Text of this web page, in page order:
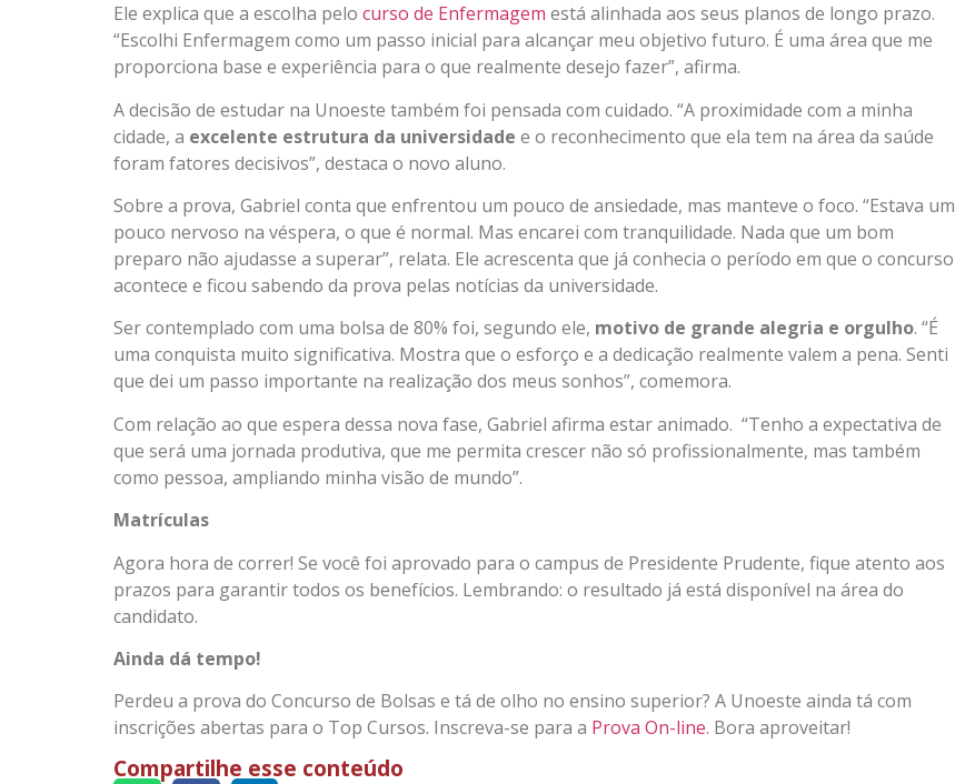
Ele explica que a escolha pelocurso de Enfermagem está alinhada aos seus planos de longo prazo.
“Escolhi Enfermagem como um passo inicial para alcançar meu objetivo futuro. É uma área que me
proporciona base e experiência para o que realmente desejo fazer”, afirma.
A decisão de estudar na Unoeste também foi pensada com cuidado. “A proximidade com a minha
cidade, a excelente estrutura da universidade e o reconhecimento que ela tem na área da saúde
foram fatores decisivos”, destaca o novo aluno.
Sobre a prova, Gabriel conta que enfrentou um pouco de ansiedade, mas manteve o foco. “Estava um
pouco nervoso na véspera, o que é normal. Mas encarei com tranquilidade. Nada que um bom
preparo não ajudasse a superar”, relata. Ele acrescenta que já conhecia o período em que o concurso
acontece e ficou sabendo da prova pelas notícias da universidade.
Ser contemplado com uma bolsa de 80% foi, segundo ele, motivo de grande alegria e orgulho. “É
uma conquista muito significativa. Mostra que o esforço e a dedicação realmente valem a pena. Senti
que dei um passo importante na realização dos meus sonhos”, comemora.
Com relação ao que espera dessa nova fase, Gabriel afirma estar animado. “Tenho a expectativa de
que será uma jornada produtiva, que me permita crescer não só profissionalmente, mas também
como pessoa, ampliando minha visão de mundo”.
Matrículas
Agora hora de correr! Se você foi aprovado para o campus de Presidente Prudente, fique atento aos
prazos para garantir todos os benefícios. Lembrando: o resultado já está disponível na área do
candidato.
Ainda dá tempo!
Perdeu a prova do Concurso de Bolsas e tá de olho no ensino superior? A Unoeste ainda tá com
inscrições abertas para o Top Cursos. Inscreva-se para a Prova On-line. Bora aproveitar!
Compartilhe esse conteúdo